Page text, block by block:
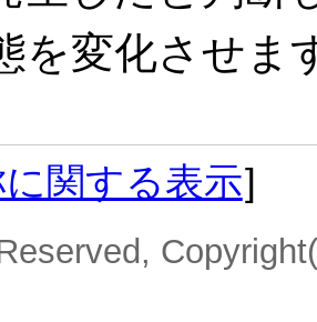
を変化させま
関する表示]